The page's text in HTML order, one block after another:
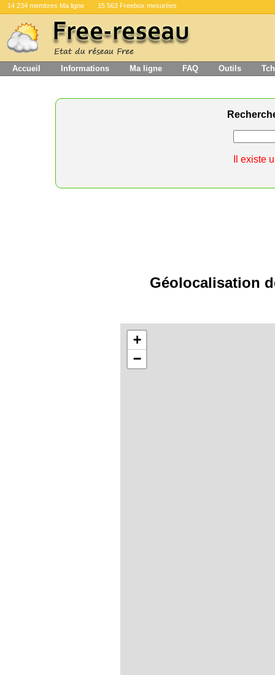
14 234 membres Ma ligne 15 563 Freebox mesurées
Accueil Informations Ma ligne FAQ Outils
Il existe
Géolocalisation
+
−